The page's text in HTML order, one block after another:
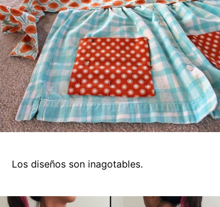
Los diseños son inagotables.